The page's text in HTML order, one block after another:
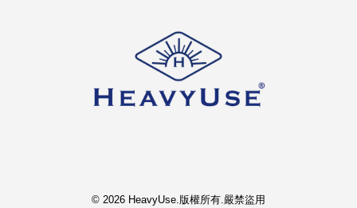
© 2026 HeavyUse.版權所有.嚴禁盜用